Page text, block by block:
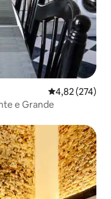
4,82 de uma
4,82 (274)
e Grande